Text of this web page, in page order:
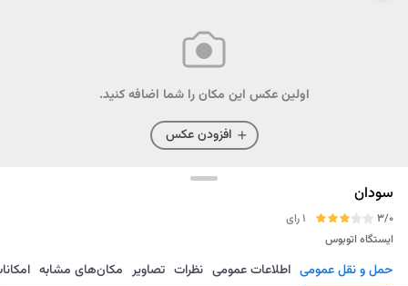
اولین عکس این مکان را شما اضافه کنید.
افزودن عکس
سودان
3/0
1 رای
ایستگاه اتوبوس
مسیریابی ذخیره ارسال حمل و نقل عمومی اطلاعات عمومی نظرات تصاویر مکان‌های مشابه